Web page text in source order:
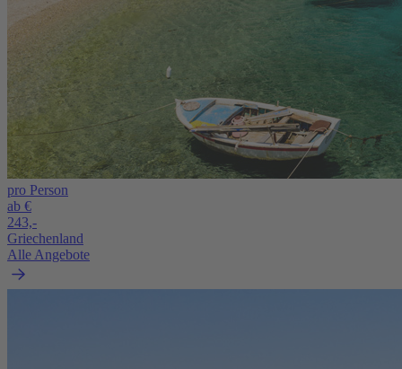
pro Person
ab €
243,-
Griechenland
Alle Angebote